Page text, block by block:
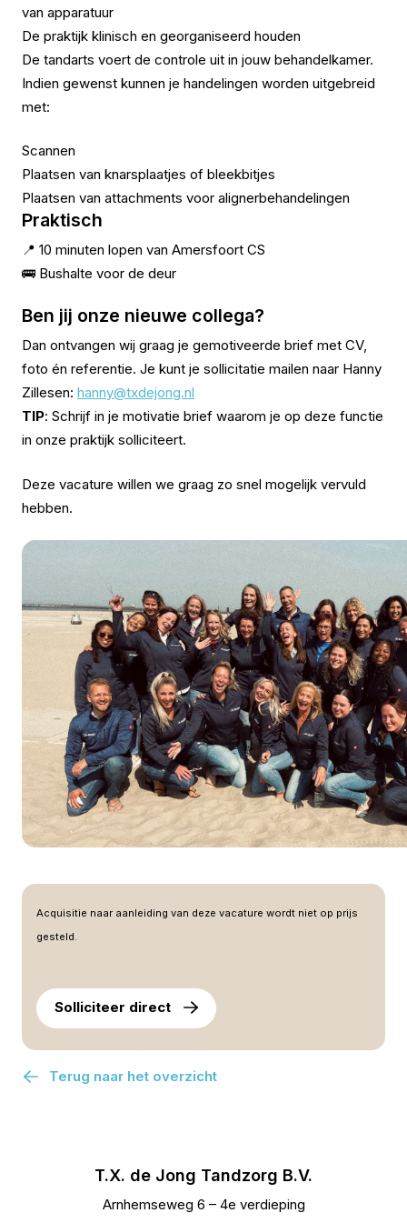
van apparatuur
De praktijk klinisch en georganiseerd houden
De tandarts voert de controle uit in jouw behandelkamer.
Indien gewenst kunnen je handelingen worden uitgebreid
met:
Scannen
Plaatsen van knarsplaatjes of bleekbitjes
Plaatsen van attachments voor alignerbehandelingen
Praktisch
📍 10 minuten lopen van Amersfoort CS
🚌 Bushalte voor de deur
Ben jij onze nieuwe collega?
Dan ontvangen wij graag je gemotiveerde brief met CV,
foto én referentie. Je kunt je sollicitatie mailen naar Hanny
Zillesen: hanny@txdejong.nl
TIP: Schrijf in je motivatie brief waarom je op deze functie
in onze praktijk solliciteert.
Deze vacature willen we graag zo snel mogelijk vervuld
hebben.
Acquisitie naar aanleiding van deze vacature wordt niet op prijs
gesteld.
Assistente bij T.X. de Jong Tandzorg in
Solliciteer direct
Terug naar het overzicht
T.X. de Jong Tandzorg B.V.
Arnhemseweg 6 – 4e verdieping